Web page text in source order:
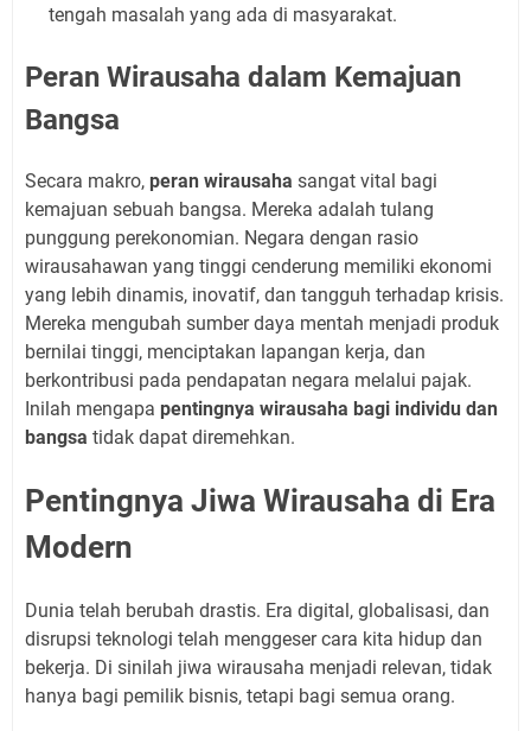
tengah masalah yang ada di masyarakat.
Peran Wirausaha dalam Kemajuan
Bangsa
Secara makro, peran wirausaha sangat vital bagi
kemajuan sebuah bangsa. Mereka adalah tulang
punggung perekonomian. Negara dengan rasio
wirausahawan yang tinggi cenderung memiliki ekonomi
yang lebih dinamis, inovatif, dan tangguh terhadap krisis.
Mereka mengubah sumber daya mentah menjadi produk
bernilai tinggi, menciptakan lapangan kerja, dan
berkontribusi pada pendapatan negara melalui pajak.
Inilah mengapa pentingnya wirausaha bagi individu dan
bangsa tidak dapat diremehkan.
Pentingnya Jiwa Wirausaha di Era
Modern
Dunia telah berubah drastis. Era digital, globalisasi, dan
disrupsi teknologi telah menggeser cara kita hidup dan
bekerja. Di sinilah jiwa wirausaha menjadi relevan, tidak
hanya bagi pemilik bisnis, tetapi bagi semua orang.